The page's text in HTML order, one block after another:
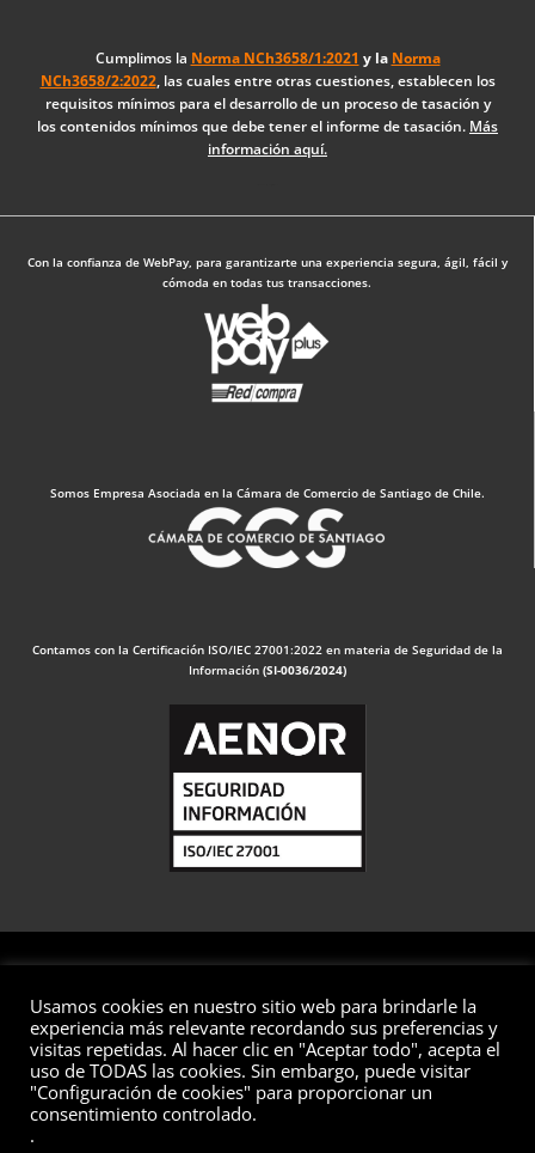
o
o
k
d
i
n
g
r
a
Cumplimos la Norma NCh3658/1:2021 y la Norma
NCh3658/2:2022, las cuales entre otras cuestiones, establecen los
requisitos mínimos para el desarrollo de un proceso de tasación y
los contenidos mínimos que debe tener el informe de tasación. Más
información aquí.
Con la confianza de WebPay, para garantizarte una experiencia segura, ágil, fácil y
cómoda en todas tus transacciones.
Somos Empresa Asociada en la Cámara de Comercio de Santiago de Chile.
Contamos con la Certificación ISO/IEC 27001:2022 en materia de Seguridad de la
Información (SI-0036/2024)
© 2026 Valuaciones
Todos los derechos reservados
Aviso LegalPolítica de PrivacidadPolítica de Cookies
Usamos cookies en nuestro sitio web para brindarle la
experiencia más relevante recordando sus preferencias y
visitas repetidas. Al hacer clic en "Aceptar todo", acepta el
uso de TODAS las cookies. Sin embargo, puede visitar
"Configuración de cookies" para proporcionar un
consentimiento controlado.
.